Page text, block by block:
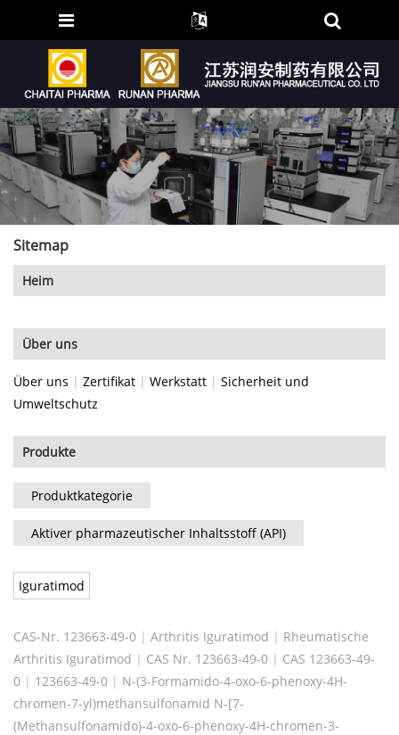
Sitemap
Heim
Über uns
Über uns | Zertifikat | Werkstatt | Sicherheit und
Umweltschutz
Produkte
Produktkategorie
Aktiver pharmazeutischer Inhaltsstoff (API)
Iguratimod
CAS-Nr. 123663-49-0 | Arthritis Iguratimod | Rheumatische
Arthritis Iguratimod | CAS Nr. 123663-49-0 | CAS 123663-49-
0 | 123663-49-0 | N-(3-Formamido-4-oxo-6-phenoxy-4H-
chromen-7-yl)methansulfonamid N-[7-
(Methansulfonamido)-4-oxo-6-phenoxy-4H-chromen-3-